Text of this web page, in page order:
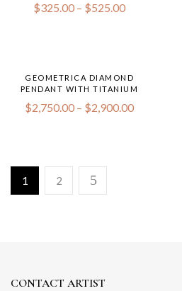
$325.00 – $525.00
GEOMETRICA DIAMOND
PENDANT WITH TITANIUM
$2,750.00 – $2,900.00
1 2
CONTACT ARTIST